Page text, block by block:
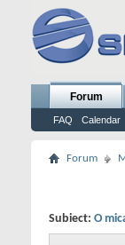
Forum
FAQ Calendar
Forum
Subiect: O